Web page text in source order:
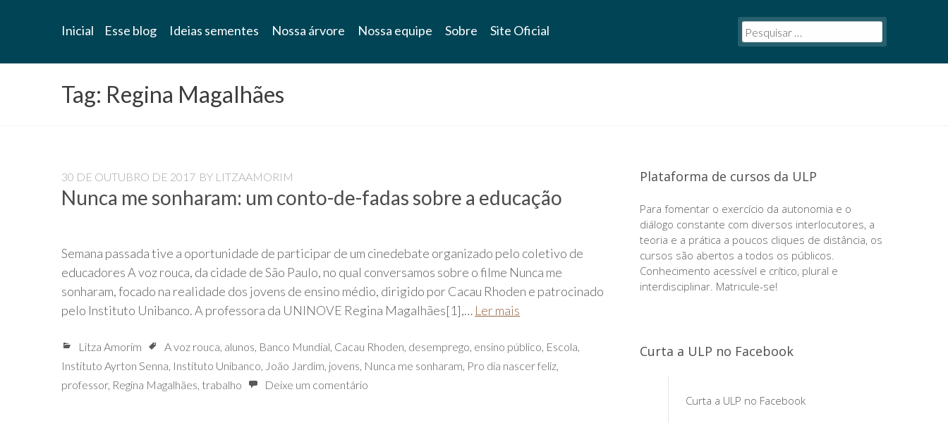
Blog
Universidade
Livre
Pampédia
Inicial Esse blog Ideias sementes Nossa árvore Nossa equipe Sobre Site Oficial
Tag: Regina Magalhães
30 DE OUTUBRO DE 2017 BY LITZAAMORIM
Nunca me sonharam: um conto-de-fadas sobre a educação
Semana passada tive a oportunidade de participar de um cinedebate organizado pelo coletivo de
educadores A voz rouca, da cidade de São Paulo, no qual conversamos sobre o filme Nunca me
sonharam, focado na realidade dos jovens de ensino médio, dirigido por Cacau Rhoden e patrocinado
pelo Instituto Unibanco. A professora da UNINOVE Regina Magalhães[1],… Ler mais
Litza Amorim A voz rouca, alunos, Banco Mundial, Cacau Rhoden, desemprego, ensino público, Escola,
Instituto Ayrton Senna, Instituto Unibanco, João Jardim, jovens, Nunca me sonharam, Pro dia nascer feliz,
professor, Regina Magalhães, trabalho Deixe um comentário
Plataforma de cursos da ULP
Para fomentar o exercício da autonomia e o
diálogo constante com diversos interlocutores, a
teoria e a prática a poucos cliques de distância, os
cursos são abertos a todos os públicos.
Conhecimento acessível e crítico, plural e
interdisciplinar. Matricule-se!
Curta a ULP no Facebook
Curta a ULP no Facebook